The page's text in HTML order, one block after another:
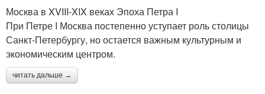
Москва в XVIII-XIX веках Эпоха Петра I
При Петре I Москва постепенно уступает роль столицы
Санкт-Петербургу, но остается важным культурным и
экономическим центром.
читать дальше →